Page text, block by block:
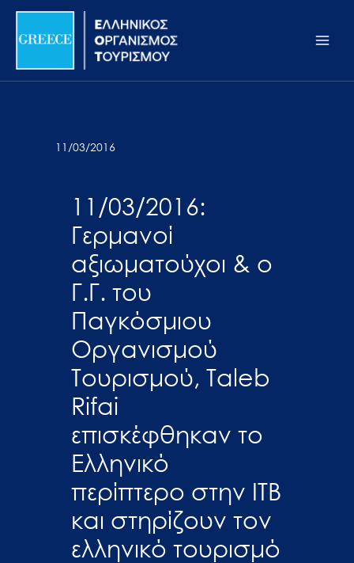
Σημείωση:
ιστότοπος
προσβασιμότητας.
Μετάβαση
περιεχόμενο
11/03/2016
11/03/2016:
Γερμανοί
αξιωματούχοι & ο
Γ.Γ. του
Παγκόσμιου
Οργανισμού
Τουρισμού, Τaleb
Rifai
επισκέφθηκαν το
Ελληνικό
περίπτερο στην ΙΤΒ
και στηρίζουν τον
ελληνικό τουρισμό